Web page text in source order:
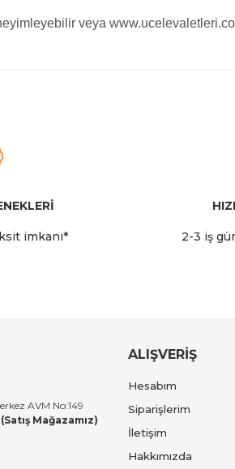
veya
imkanı* 2-3 iş
AVM No:149
(Satış Mağazamız)
ALIŞVERİŞ
Hesabım
Siparişlerim
İletişim
Hakkımızda